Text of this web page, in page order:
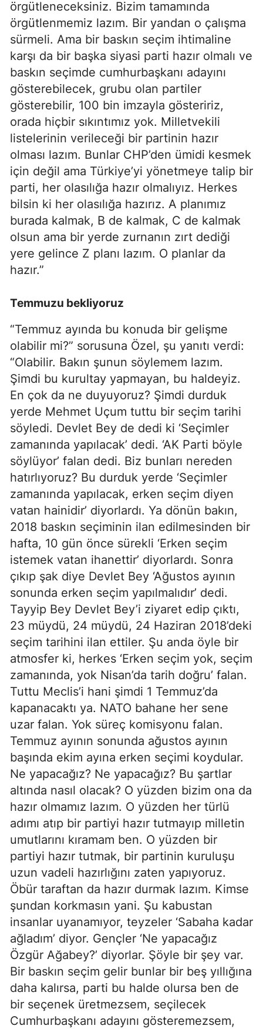
örgütleneceksiniz. Bizim tamamında
örgütlenmemiz lazım. Bir yandan o çalışma
sürmeli. Ama bir baskın seçim ihtimaline
karşı da bir başka siyasi parti hazır olmalı ve
baskın seçimde cumhurbaşkanı adayını
gösterebilecek, grubu olan partiler
gösterebilir, 100 bin imzayla gösteririz,
orada hiçbir sıkıntımız yok. Milletvekili
listelerinin verileceği bir partinin hazır
olması lazım. Bunlar CHP’den ümidi kesmek
için değil ama Türkiye’yi yönetmeye talip bir
parti, her olasılığa hazır olmalıyız. Herkes
bilsin ki her olasılığa hazırız. A planımız
burada kalmak, B de kalmak, C de kalmak
olsun ama bir yerde zurnanın zırt dediği
yere gelince Z planı lazım. O planlar da
hazır.”
Temmuzu bekliyoruz
“Temmuz ayında bu konuda bir gelişme
olabilir mi?” sorusuna Özel, şu yanıtı verdi:
“Olabilir. Bakın şunun söylemem lazım.
Şimdi bu kurultay yapmayan, bu haldeyiz.
En çok da ne duyuyoruz? Şimdi durduk
yerde Mehmet Uçum tuttu bir seçim tarihi
söyledi. Devlet Bey de dedi ki ‘Seçimler
zamanında yapılacak’ dedi. ‘AK Parti böyle
söylüyor’ falan dedi. Biz bunları nereden
hatırlıyoruz? Bu durduk yerde ‘Seçimler
zamanında yapılacak, erken seçim diyen
vatan hainidir’ diyorlardı. Ya dönün bakın,
2018 baskın seçiminin ilan edilmesinden bir
hafta, 10 gün önce sürekli ‘Erken seçim
istemek vatan ihanettir’ diyorlardı. Sonra
çıkıp şak diye Devlet Bey ‘Ağustos ayının
sonunda erken seçim yapılmalıdır’ dedi.
Tayyip Bey Devlet Bey’i ziyaret edip çıktı,
23 müydü, 24 müydü, 24 Haziran 2018’deki
seçim tarihini ilan ettiler. Şu anda öyle bir
atmosfer ki, herkes ‘Erken seçim yok, seçim
zamanında, yok Nisan’da tarih doğru’ falan.
Tuttu Meclis’i hani şimdi 1 Temmuz’da
kapanacaktı ya. NATO bahane her sene
uzar falan. Yok süreç komisyonu falan.
Temmuz ayının sonunda ağustos ayının
başında ekim ayına erken seçimi koydular.
Ne yapacağız? Ne yapacağız? Bu şartlar
altında nasıl olacak? O yüzden bizim ona da
hazır olmamız lazım. O yüzden her türlü
adımı atıp bir partiyi hazır tutmayıp milletin
umutlarını kıramam ben. O yüzden bir
partiyi hazır tutmak, bir partinin kuruluşu
uzun vadeli hazırlığını zaten yapıyoruz.
Öbür taraftan da hazır durmak lazım. Kimse
şundan korkmasın yani. Şu kabustan
insanlar uyanamıyor, teyzeler ‘Sabaha kadar
ağladım’ diyor. Gençler ‘Ne yapacağız
Özgür Ağabey?’ diyorlar. Şöyle bir şey var.
Bir baskın seçim gelir bunlar bir beş yıllığına
daha kalırsa, parti bu halde olursa ben de
bir seçenek üretmezsem, seçilecek
Cumhurbaşkanı adayını gösteremezsem,